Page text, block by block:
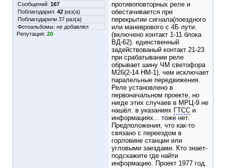
Сообщений: 167
Поблагодарил: 42 раз(а)
Поблагодарили 37 раз(а)
Фотоальбомы: не добавлял
Репутация: 20
противоповторных реле и
обестачивается при
перекрытии сигнала(поездного
или маневрового с 4Б пути.
(включено контакт 1-11 блока
ВД-62). единственный
задействованый контакт 21-23
при срабатывании реле
обрывает шину ЧМ светофора
М26(2-14 НМ-1), чем исключает
паралельные передвижения.
Реле установлено в
первоначальном проекте, но
нигде этих случаев в МРЦ-9 не
нашёл. в указаниях ГТСС и
информациях... тоже нет.
Предположения, что как-то
связано с переездом в
горловине станции или
угловыми заездами. Кто знает-
подскажите где найти
информацию. Проект 1977 год.